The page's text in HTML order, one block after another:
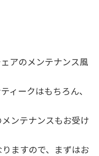
アのメンテナンス風
ィークはもちろん、
ンテナンスもお受け
ますので、まずはお